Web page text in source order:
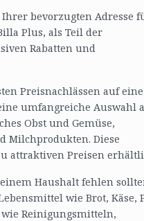
bevorzugten Adresse
Plus, als Teil der
Rabatten und
Preisnachlässen auf eine
umfangreiche Auswahl
Obst und Gemüse,
Milchprodukten. Diese
attraktiven Preisen
Haushalt fehlen
wie Brot, Käse,
wie Reinigungsmitteln,